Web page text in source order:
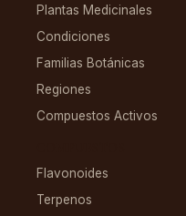
Plantas Medicinales
Condiciones
Familias Botánicas
Regiones
Compuestos Activos
Flavonoides
Terpenos